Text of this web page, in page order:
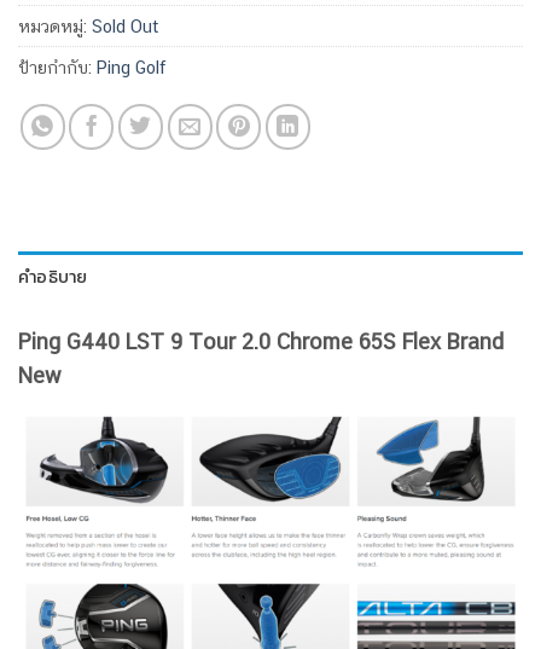
หมวดหมู่: Sold Out
ป้ายกำกับ: Ping Golf
คำอธิบาย
Ping G440 LST 9 Tour 2.0 Chrome 65S Flex Brand
New